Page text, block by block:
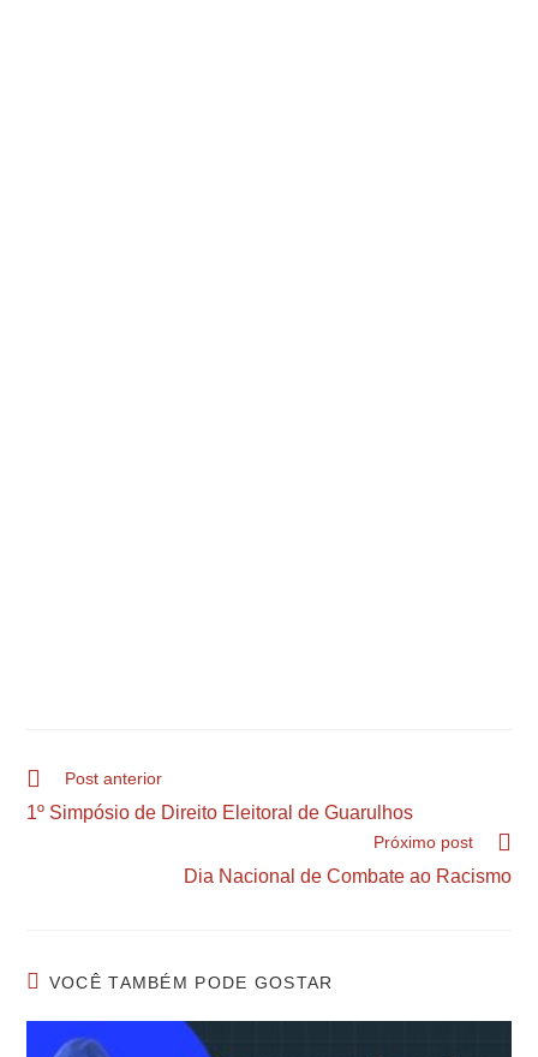
Post anterior
1º Simpósio de Direito Eleitoral de Guarulhos
Próximo post
Dia Nacional de Combate ao Racismo
VOCÊ TAMBÉM PODE GOSTAR